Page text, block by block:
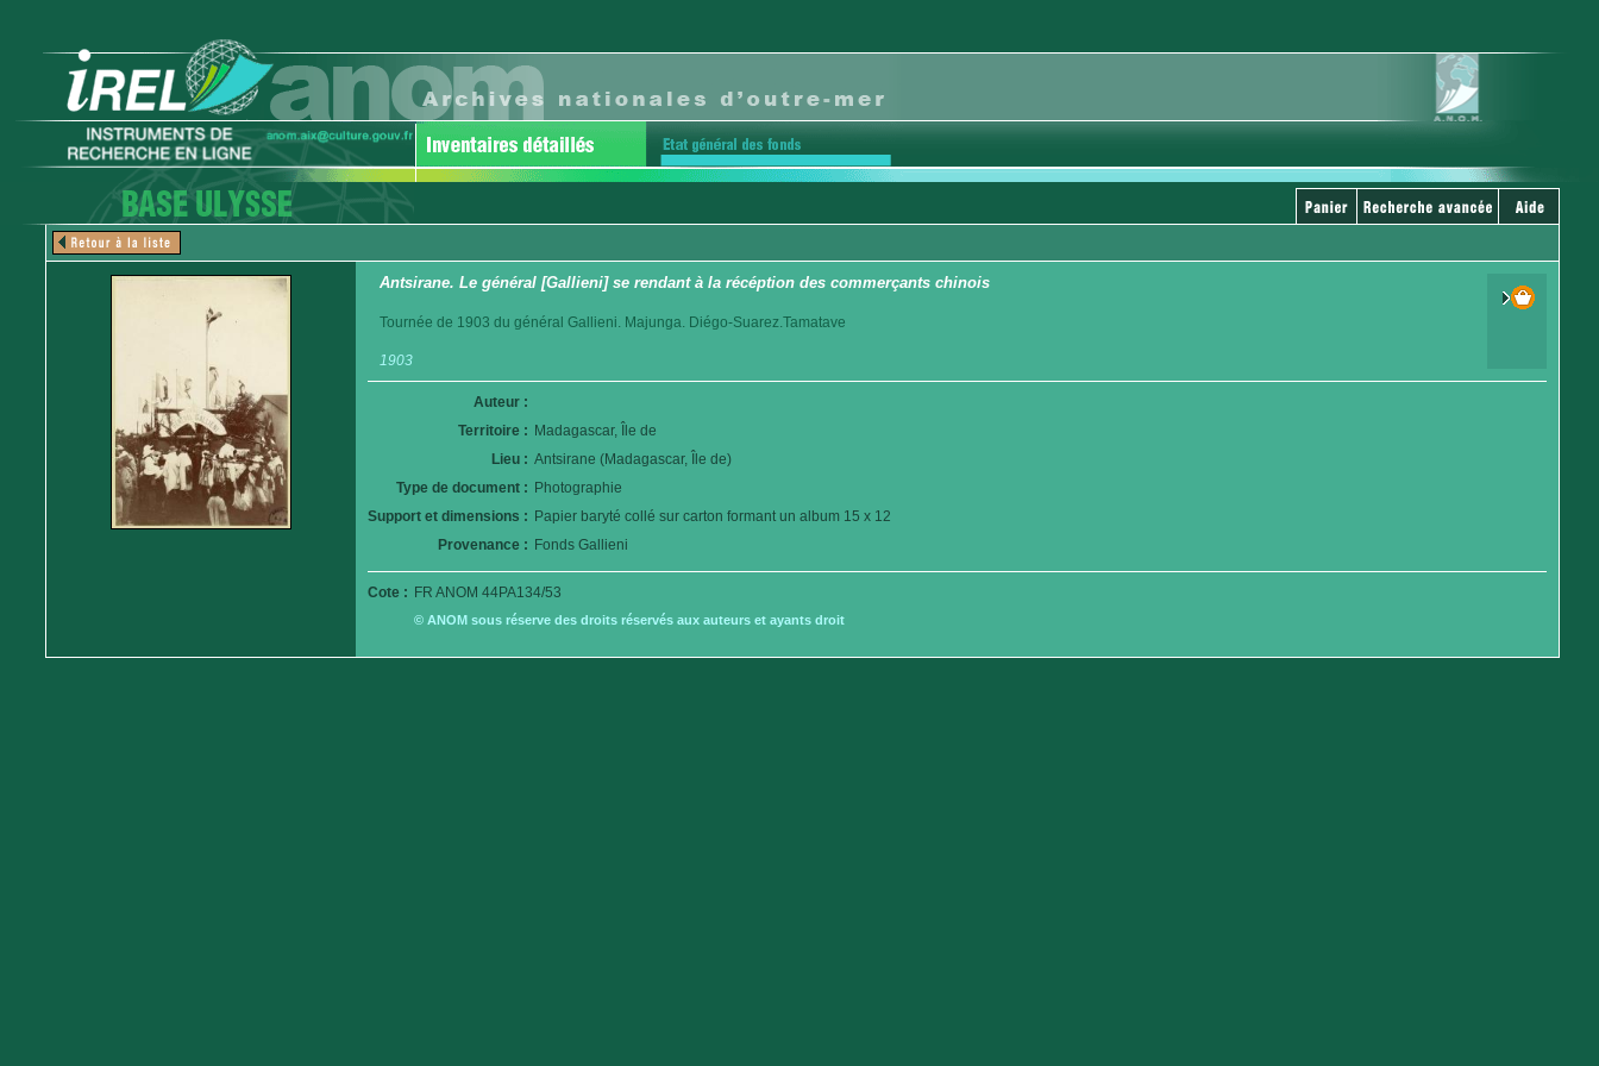
Antsirane. Le général [Gallieni] se rendant à la récéption des commerçants chinois
Tournée de 1903 du général Gallieni. Majunga. Diégo-Suarez.Tamatave
1903
Auteur :
Territoire : Madagascar, Île de
Lieu : Antsirane (Madagascar, Île de)
Type de document : Photographie
Support et dimensions : Papier baryté collé sur carton formant un album 15 x 12
Provenance : Fonds Gallieni
Cote : FR ANOM 44PA134/53
© ANOM sous réserve des droits réservés aux auteurs et ayants droit